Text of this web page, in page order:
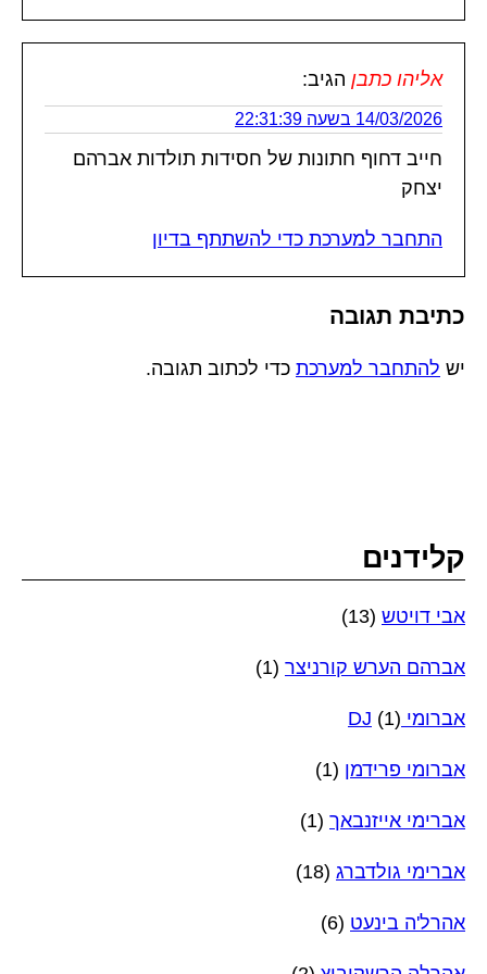
אליהו כתבן הגיב:
14/03/2026 בשעה 22:31:39
חייב דחוף חתונות של חסידות תולדות אברהם
יצחק
התחבר למערכת כדי להשתתף בדיון
כתיבת תגובה
יש להתחבר למערכת כדי לכתוב תגובה.
קלידנים
אבי דויטש (13)
אברהם הערש קורניצר (1)
אברומי DJ (1)
אברומי פרידמן (1)
אברימי אייזנבאך (1)
אברימי גולדברג (18)
אהרל'ה בינעט (6)